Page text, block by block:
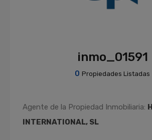
inmo_01591
0 Propiedades Listadas
Agente de la Propiedad Inmobiliaria:
INTERNATIONAL, SL